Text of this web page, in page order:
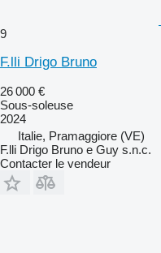
9
F.lli Drigo Bruno
26 000 €
Sous-soleuse
2024
Italie, Pramaggiore (VE)
F.lli Drigo Bruno e Guy s.n.c.
Contacter le vendeur